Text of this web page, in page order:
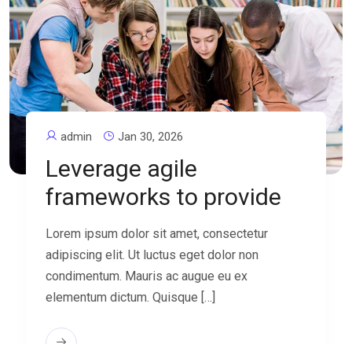
admin Jan 30, 2026
Leverage agile
frameworks to provide
Lorem ipsum dolor sit amet, consectetur
adipiscing elit. Ut luctus eget dolor non
condimentum. Mauris ac augue eu ex
elementum dictum. Quisque […]